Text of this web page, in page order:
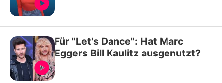
Für "Let's Dance": Hat Marc
Eggers Bill Kaulitz ausgenutzt?